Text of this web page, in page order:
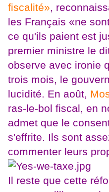
fiscalité»,
les Français «ne
ce qu'ils paient est
premier ministre le
observe avec ironie
trois mois, le
lucidité. En août,
ras-le-bol fiscal, en
admet que le
s'effrite. Ils sont
commenter leurs
Il reste que cette